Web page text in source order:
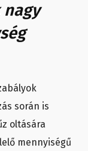
nagy
során is
oltására
mennyiségű